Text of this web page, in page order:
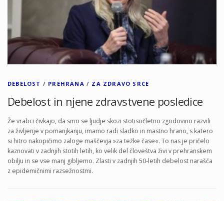
DEBELOST / PREHRANA / ZA ZDRAVO SRCE
Debelost in njene zdravstvene posledice
Že vrabci čivkajo, da smo se ljudje skozi stotisočletno zgodovino razvili
za življenje v pomanjkanju, imamo radi sladko in mastno hrano, s katero
si hitro nakopičimo zaloge maščevja »za težke čase«. To nas je pričelo
kaznovati v zadnjih stotih letih, ko velik del človeštva živi v prehranskem
obilju in se vse manj gibljemo. Zlasti v zadnjih 50-letih debelost narašča
z epidemičnimi razsežnostmi.